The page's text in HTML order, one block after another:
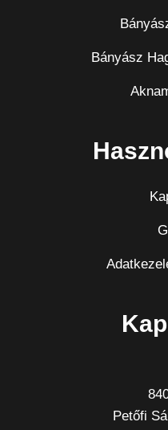
Bányász
Petőfi